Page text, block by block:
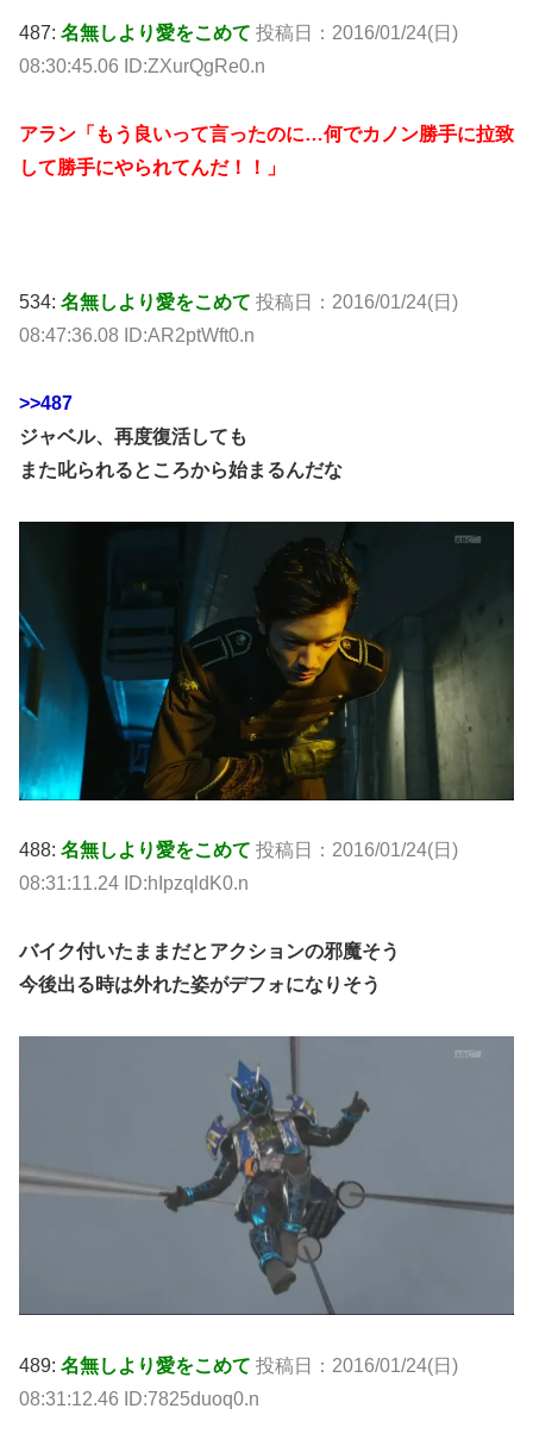
487: 名無しより愛をこめて 投稿日：2016/01/24(日)
08:30:45.06 ID:ZXurQgRe0.n
アラン「もう良いって言ったのに…何でカノン勝手に拉致
して勝手にやられてんだ！！」
534: 名無しより愛をこめて 投稿日：2016/01/24(日)
08:47:36.08 ID:AR2ptWft0.n
>>487
ジャベル、再度復活しても
また叱られるところから始まるんだな
488: 名無しより愛をこめて 投稿日：2016/01/24(日)
08:31:11.24 ID:hIpzqldK0.n
バイク付いたままだとアクションの邪魔そう
今後出る時は外れた姿がデフォになりそう
489: 名無しより愛をこめて 投稿日：2016/01/24(日)
08:31:12.46 ID:7825duoq0.n